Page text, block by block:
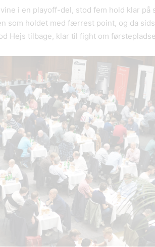
i en playoff-del, stod fem hold klar på
som holdet med færrest point, og da
Hejs tilbage, klar til fight om